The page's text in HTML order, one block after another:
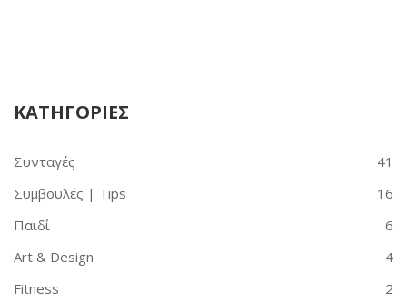
ΚΑΤΗΓΟΡΙΕΣ
Συνταγές
41
Συμβουλές | Tips
16
Παιδί
6
Art & Design
4
Fitness
2